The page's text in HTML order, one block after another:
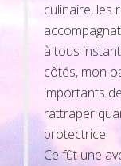
culinaire, les
à tous
côtés, mon
importants
rattraper
protectrice.
Ce fût une